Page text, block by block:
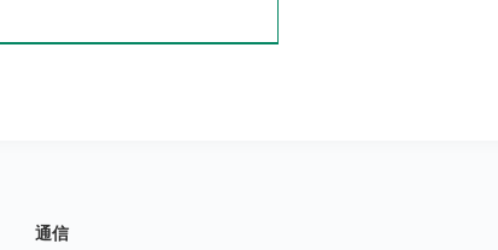
通信